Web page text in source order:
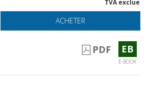
TVA exclue
ACHETER
PDF EB
E-BOOK